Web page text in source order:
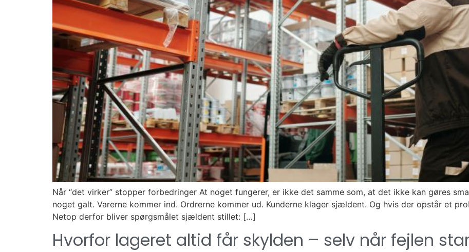
Når “det virker” stopper forbedringer At noget fungerer, er ikke det samme som, at det ikke kan gøres
noget galt. Varerne kommer ind. Ordrerne kommer ud. Kunderne klager sjældent. Og hvis der opstår et
Netop derfor bliver spørgsmålet sjældent stillet: […]
Hvorfor lageret altid får skylden – selv når fejlen